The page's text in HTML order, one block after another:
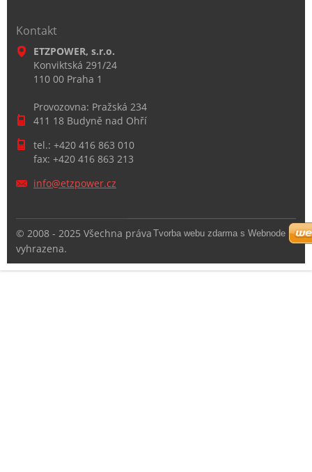
Kontakt
ETZPOWER, s.r.o.
Konviktská 291/24
110 00 Praha 1
Provozovna: Pražská 234
411 18 Budyně nad Ohří
tel.: +420 416 863 010
fax: +420 416 863 213
info@etzpower.cz
© 2008 - 2025 Všechna práva
vyhrazena.
Tvorba webu zdarma s Webnode